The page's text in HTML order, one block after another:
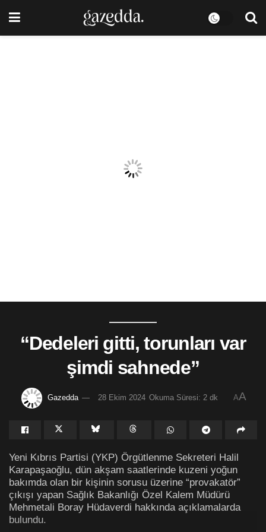
“Dedeleri gitti, torunları var
şimdi sahnede”
Gazedda 28 Ekim 2024 Okuma Süresi: 2 dk AA
Yeni Kıbrıs Partisi (YKP) Örgütlenme Sekreteri Halil
Karapaşaoğlu, dün akşam saatlerinde kuzeni yoğun
bakımda olan bir kişinin sorusu üzerine “provakatör”
çıkışı yapan Sağlık Bakanlığı Özel Kalem Müdürü
Mehmetali Boray Hüdaverdi hakkında açıklamalarda
bulundu.